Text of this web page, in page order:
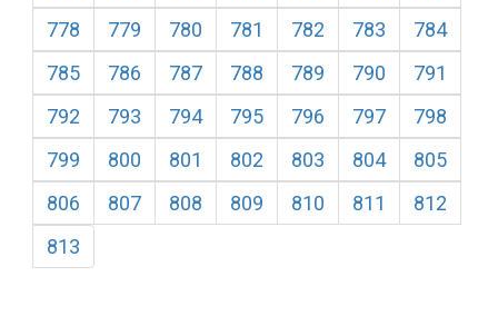
778
779 780 781 782 783
784
785
786 787 788 789 790
791
792
793 794 795 796 797
798
799
800 801 802 803 804
805
806
807 808 809 810 811
812
813